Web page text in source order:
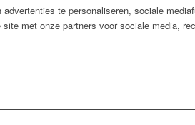
te personaliseren, sociale
met onze partners voor sociale media,